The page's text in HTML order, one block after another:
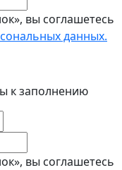
вы соглашетесь
данных.
к заполнению
вы соглашетесь